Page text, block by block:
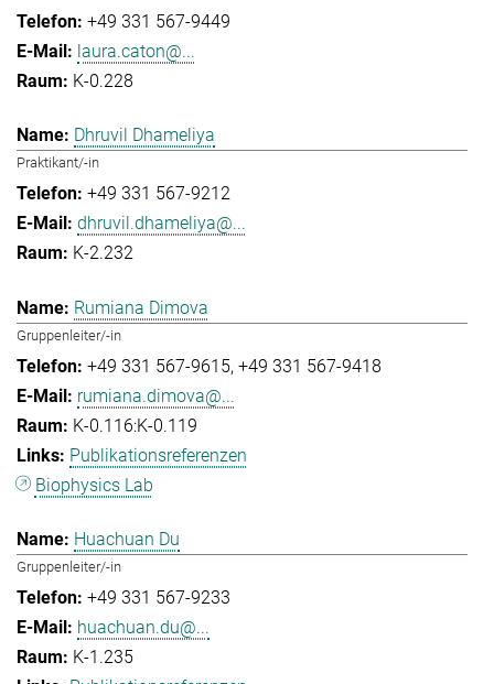
+49 331 567-9449
laura.caton@...
K-0.228
Dhruvil Dhameliya
Praktikant/-in
+49 331 567-9212
dhruvil.dhameliya@...
K-2.232
Rumiana Dimova
Gruppenleiter/-in
+49 331 567-9615 +49 331 567-9418
rumiana.dimova@...
K-0.116:K-0.119
Publikationsreferenzen
Biophysics Lab
Huachuan Du
Gruppenleiter/-in
+49 331 567-9233
huachuan.du@...
K-1.235